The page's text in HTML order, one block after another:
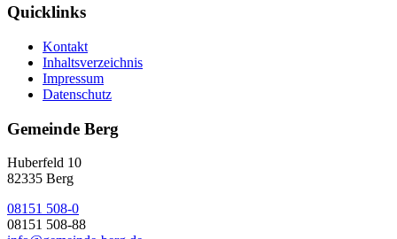
Quicklinks
Kontakt
Inhaltsverzeichnis
Impressum
Datenschutz
Gemeinde Berg
Huberfeld 10
82335 Berg
08151 508-0
08151 508-88